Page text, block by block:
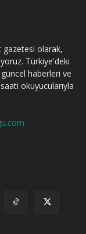
gazetesi olarak,
Türkiye'deki
haberleri ve
okuyucularıyla